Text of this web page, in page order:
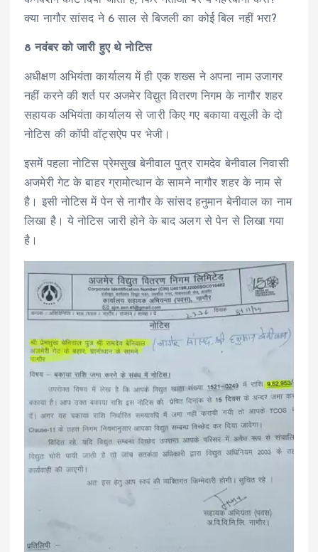
क्या नागौर सांसद ने 6 साल से बिजली का कोई बिल नहीं भरा?
8 नवंबर को जारी हुए थे नोटिस
अधीक्षण अभियंता कार्यालय में ही एक शख्स ने अपना नाम उजागर
नहीं करने की शर्त पर अजमेर विद्युत वितरण निगम के नागौर शहर
सहायक अभियंता कार्यालय से जारी किए गए बकाया वसूली के दो
नोटिस की कॉपी वॉट्सऐप पर भेजी।
इसमें पहला नोटिस प्रेमसुख बेनीवाल पुत्र रामदेव बेनीवाल निवासी
अजमेरी गेट के बाहर ग्रामोत्थान के सामने नागौर शहर के नाम से
है। इसी नोटिस में पेन से नागौर के सांसद हनुमान बेनीवाल का नाम
लिखा है। ये नोटिस जारी होने के बाद अलग से पेन से लिखा गया
है।